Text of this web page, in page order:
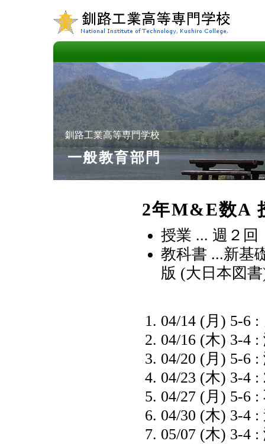
釧路工業高等専門学校
一般教育部門
2年M&E数A
授業 ... 週２回
教科書 ...新基
版 (大日本図
04/14 (月) 5-6
04/16 (木) 3-4
04/20 (月) 5-6 :
04/23 (木) 3-4 :
04/27 (月) 5-6 :
04/30 (木) 3-4 :
05/07 (木) 3-4 :